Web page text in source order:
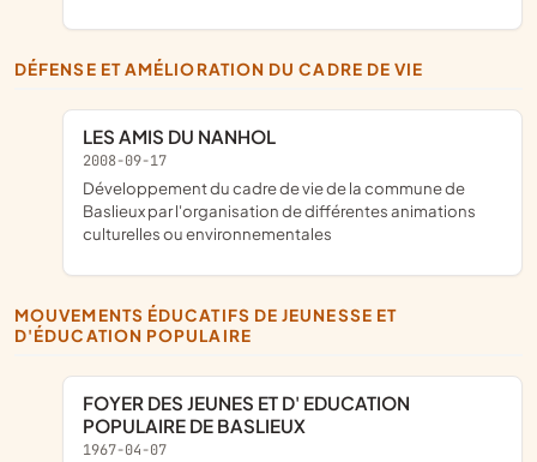
DÉFENSE ET AMÉLIORATION DU CADRE DE VIE
LES AMIS DU NANHOL
2008-09-17
développement du cadre de vie de la commune de
Baslieux par l'organisation de différentes animations
culturelles ou environnementales
MOUVEMENTS ÉDUCATIFS DE JEUNESSE ET
D'ÉDUCATION POPULAIRE
FOYER DES JEUNES ET D' EDUCATION
POPULAIRE DE BASLIEUX
1967-04-07